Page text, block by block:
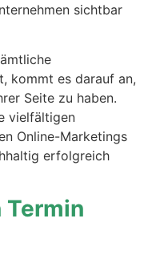
sichtbar
kommt es darauf an,
Seite zu haben.
vielfältigen
Online-Marketings
erfolgreich